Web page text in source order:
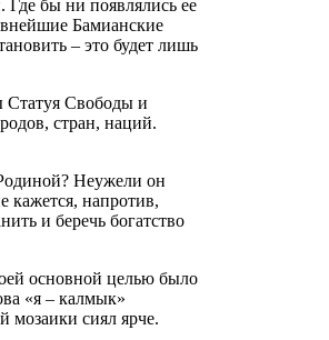
Где бы ни появлялись ее
Бамианские
– это будет лишь
Статуя Свободы и
стран, наций.
Неужели он
кажется, напротив,
и беречь богатство
основной целью было
«я – калмык»
мозаики сиял ярче.